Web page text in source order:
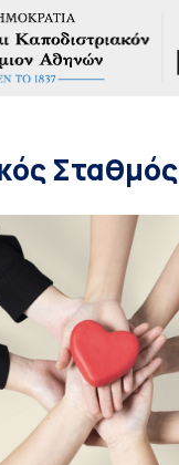
Σταθμός